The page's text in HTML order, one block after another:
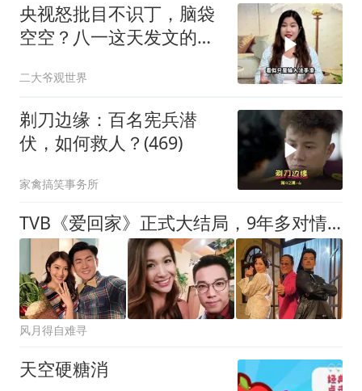
央视怒批目不识丁，脑袋
空空？八一这天发文的于
二大爷观世界
剃刀边缘：百名宪兵潜
伏，如何救人？(469)
家禽搞笑事务所
TVB《爱回家》正式大结局，9年多对情侣被被迫分手，多人离世
风月得自难寻
天空硬糖消